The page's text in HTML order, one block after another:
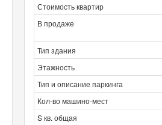
Стоимость квартир
В продаже
Тип здания
Этажность
Тип и описание паркинга
Кол-во машино-мест
S кв. общая